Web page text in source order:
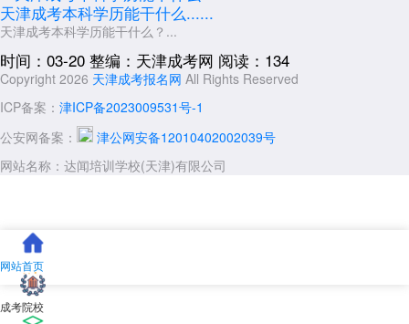
天津成考本科学历能干什么......
天津成考本科学历能干什么？...
时间：03-20 整编：天津成考网 阅读：134
Copyright 2026 天津成考报名网 All Rights Reserved
ICP备案： 津ICP备2023009531号-1
公安网备案：
津公网安备12010402002039号
网站名称：达闻培训学校(天津)有限公司
网站首页
成考院校